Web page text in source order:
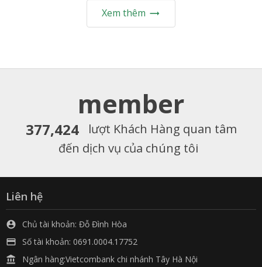
Xem thêm 
member
377,424
lượt Khách Hàng quan tâm
đến dịch vụ của chúng tôi
Liên hệ
 Chủ tài khoản: Đỗ Đình Hòa
 Số tài khoản: 0691.0004.17752
 Ngân hàng:Vietcombank chi nhánh Tây Hà Nội